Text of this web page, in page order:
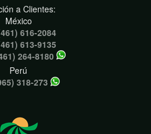
a Clientes:
México
616-2084
613-9135
264-8180
Perú
318-273